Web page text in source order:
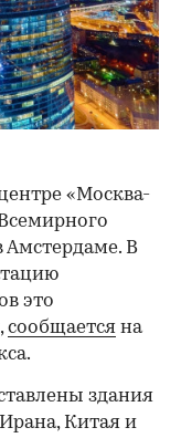
«Москва-
Амстердаме. В
это
сообщается на
здания
Китая и